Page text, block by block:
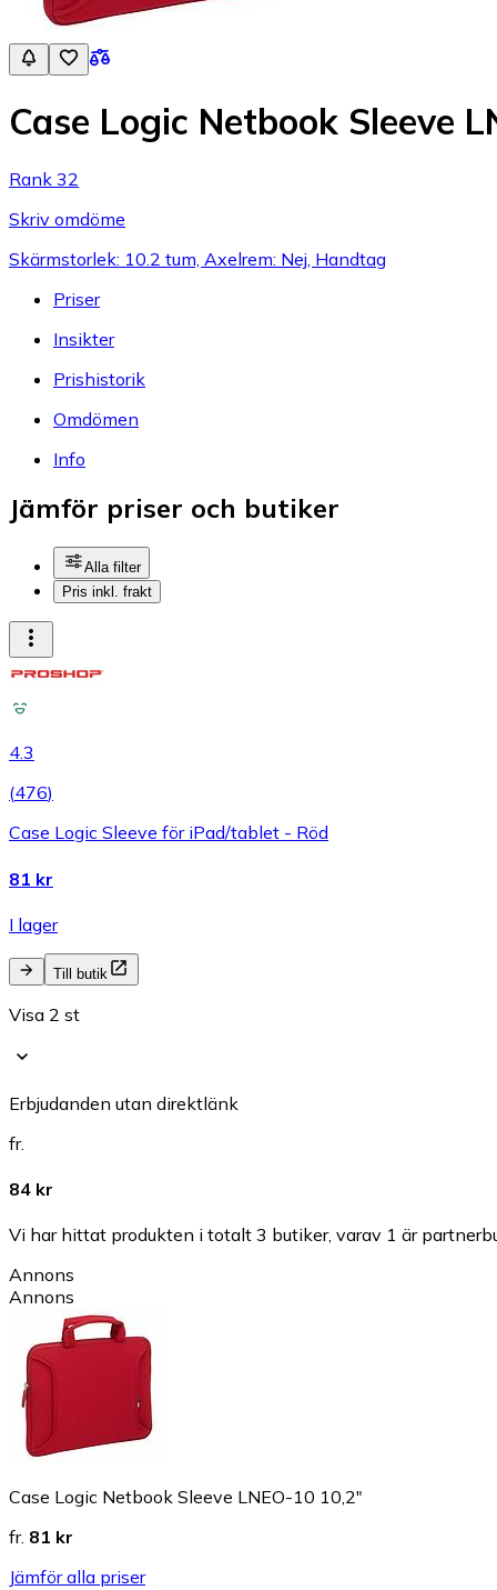
Case Logic Netbook Sleeve
Rank 32
Skriv omdöme
Skärmstorlek: 10.2 tum, Axelrem: Nej, Handtag
Priser
Insikter
Prishistorik
Omdömen
Info
Jämför priser och butiker
Alla filter
Pris inkl. frakt
4.3
(476)
Case Logic Sleeve för iPad/tablet - Röd
81 kr
I lager
Till butik
Visa 2 st
Erbjudanden utan direktlänk
fr.
84 kr
Vi har hittat produkten i totalt 3 butiker, varav 1 är
Annons
Annons
Case Logic Netbook Sleeve LNEO-10 10,2"
fr. 81 kr
Jämför alla priser